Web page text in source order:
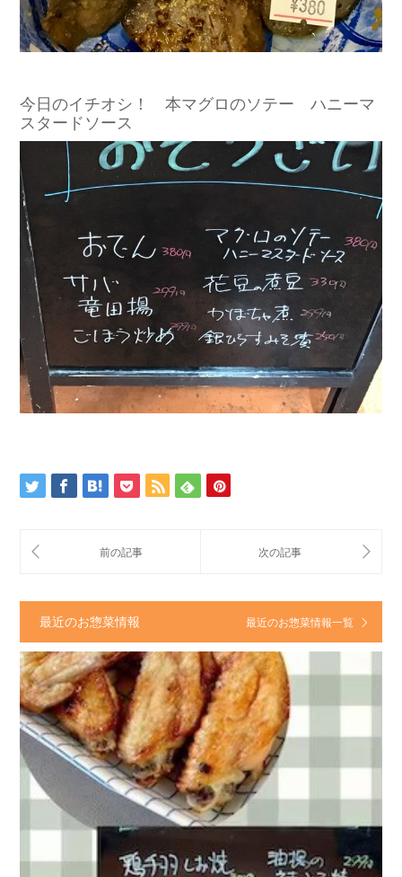
今日のイチオシ！ 本マグロのソテー ハニーマ
スタードソース
最近のお惣菜情報 最近のお惣菜情報一覧